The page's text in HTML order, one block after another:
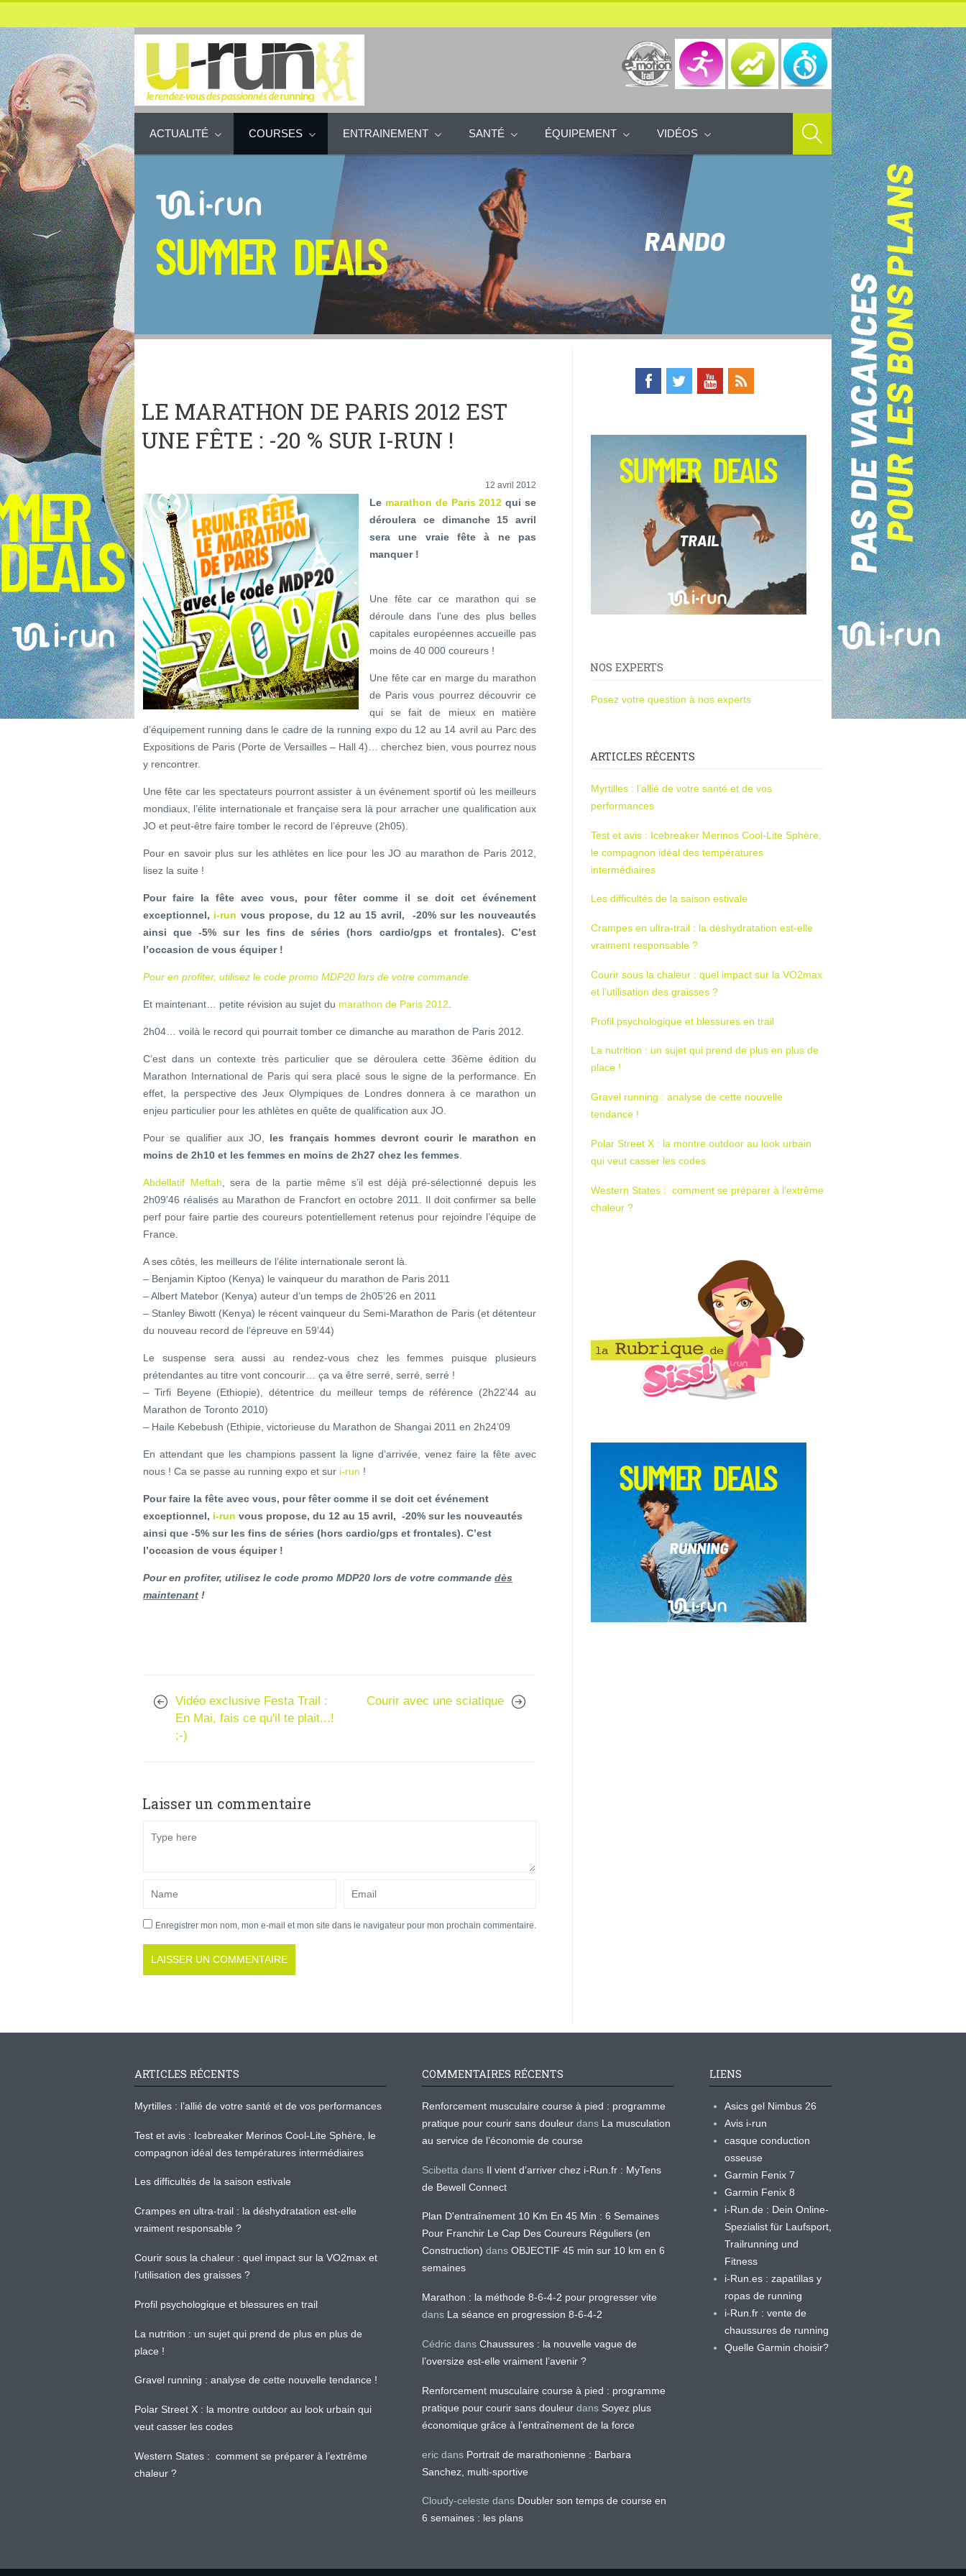
ACTUALITÉ COURSES ENTRAINEMENT SANTÉ ÉQUIPEMENT VIDÉOS
LE MARATHON DE PARIS 2012 EST
UNE FÊTE : -20 % SUR I-RUN !
12 avril 2012
Le marathon de Paris 2012 qui se
déroulera ce dimanche 15 avril
sera une vraie fête à ne pas
manquer !
Une fête car ce marathon qui se
déroule dans l’une des plus belles
capitales européennes accueille pas
moins de 40 000 coureurs !
Une fête car en marge du marathon
de Paris vous pourrez découvrir ce
qui se fait de mieux en matière
d’équipement running dans le cadre de la running expo du 12 au 14 avril au Parc des
Expositions de Paris (Porte de Versailles – Hall 4)… cherchez bien, vous pourrez nous
y rencontrer.
Une fête car les spectateurs pourront assister à un événement sportif où les meilleurs
mondiaux, l’élite internationale et française sera là pour arracher une qualification aux
JO et peut-être faire tomber le record de l’épreuve (2h05).
Pour en savoir plus sur les athlètes en lice pour les JO au marathon de Paris 2012,
lisez la suite !
Pour faire la fête avec vous, pour fêter comme il se doit cet événement
exceptionnel, i-run vous propose, du 12 au 15 avril, -20% sur les nouveautés
ainsi que -5% sur les fins de séries (hors cardio/gps et frontales). C’est
l’occasion de vous équiper !
Pour en profiter, utilisez le code promo MDP20 lors de votre commande.
Et maintenant… petite révision au sujet du marathon de Paris 2012
2h04… voilà le record qui pourrait tomber ce dimanche au marathon de Paris 2012.
C’est dans un contexte très particulier que se déroulera cette 36ème édition du
Marathon International de Paris qui sera placé sous le signe de la performance. En
effet, la perspective des Jeux Olympiques de Londres donnera à ce marathon un
enjeu particulier pour les athlètes en quête de qualification aux JO.
Pour se qualifier aux JO, les français hommes devront courir le marathon en
moins de 2h10 et les femmes en moins de 2h27 chez les femmes
Abdellatif Meftah , sera de la partie même s’il est déjà pré-sélectionné depuis les
2h09’46 réalisés au Marathon de Francfort en octobre 2011. Il doit confirmer sa belle
perf pour faire partie des coureurs potentiellement retenus pour rejoindre l’équipe de
France.
A ses côtés, les meilleurs de l’élite internationale seront là.
– Benjamin Kiptoo (Kenya) le vainqueur du marathon de Paris 2011
– Albert Matebor (Kenya) auteur d’un temps de 2h05’26 en 2011
– Stanley Biwott (Kenya) le récent vainqueur du Semi-Marathon de Paris (et détenteur
du nouveau record de l’épreuve en 59’44)
Le suspense sera aussi au rendez-vous chez les femmes puisque plusieurs
prétendantes au titre vont concourir… ça va être serré, serré, serré !
– Tirfi Beyene (Ethiopie), détentrice du meilleur temps de référence (2h22’44 au
Marathon de Toronto 2010)
– Haile Kebebush (Ethipie, victorieuse du Marathon de Shangai 2011 en 2h24’09
En attendant que les champions passent la ligne d’arrivée, venez faire la fête avec
nous ! Ca se passe au running expo et sur i-run !
Pour faire la fête avec vous, pour fêter comme il se doit cet événement
exceptionnel, i-run vous propose, du 12 au 15 avril, -20% sur les nouveautés
ainsi que -5% sur les fins de séries (hors cardio/gps et frontales). C’est
l’occasion de vous équiper !
Pour en profiter, utilisez le code promo MDP20 lors de votre commande dès
maintenant !
Vidéo exclusive Festa Trail :
En Mai, fais ce qu'il te plait...!
;-)
Courir avec une sciatique
Laisser un commentaire
Enregistrer mon nom, mon e-mail et mon site dans le navigateur pour mon prochain commentaire.
NOS EXPERTS
Posez votre question à nos experts
ARTICLES RÉCENTS
Myrtilles : l’allié de votre santé et de vos
performances
Test et avis : Icebreaker Merinos Cool-Lite Sphère,
le compagnon idéal des températures
intermédiaires
Les difficultés de la saison estivale
Crampes en ultra-trail : la déshydratation est-elle
vraiment responsable ?
Courir sous la chaleur : quel impact sur la VO2max
et l’utilisation des graisses ?
Profil psychologique et blessures en trail
La nutrition : un sujet qui prend de plus en plus de
place !
Gravel running : analyse de cette nouvelle
tendance !
Polar Street X : la montre outdoor au look urbain
qui veut casser les codes
Western States : comment se préparer à l’extrême
chaleur ?
ARTICLES RÉCENTS
Myrtilles : l’allié de votre santé et de vos performances
Test et avis : Icebreaker Merinos Cool-Lite Sphère, le
compagnon idéal des températures intermédiaires
Les difficultés de la saison estivale
Crampes en ultra-trail : la déshydratation est-elle
vraiment responsable ?
Courir sous la chaleur : quel impact sur la VO2max et
l’utilisation des graisses ?
Profil psychologique et blessures en trail
La nutrition : un sujet qui prend de plus en plus de
place !
Gravel running : analyse de cette nouvelle tendance !
Polar Street X : la montre outdoor au look urbain qui
veut casser les codes
Western States : comment se préparer à l’extrême
chaleur ?
COMMENTAIRES RÉCENTS
Renforcement musculaire course à pied : programme
pratique pour courir sans douleur dans La musculation
au service de l’économie de course
Scibetta dans Il vient d’arriver chez i-Run.fr : MyTens
de Bewell Connect
Plan D'entraînement 10 Km En 45 Min : 6 Semaines
Pour Franchir Le Cap Des Coureurs Réguliers (en
Construction) dans OBJECTIF 45 min sur 10 km en 6
semaines
Marathon : la méthode 8-6-4-2 pour progresser vite
dans La séance en progression 8-6-4-2
Cédric dans Chaussures : la nouvelle vague de
l’oversize est-elle vraiment l’avenir ?
Renforcement musculaire course à pied : programme
pratique pour courir sans douleur dans Soyez plus
économique grâce à l’entraînement de la force
eric dans Portrait de marathonienne : Barbara
Sanchez, multi-sportive
Cloudy-celeste dans Doubler son temps de course en
6 semaines : les plans
LIENS
Asics gel Nimbus 26
Avis i-run
casque conduction
osseuse
Garmin Fenix 7
Garmin Fenix 8
i-Run.de : Dein Online-
Spezialist für Laufsport,
Trailrunning und
Fitness
i-Run.es : zapatillas y
ropas de running
i-Run.fr : vente de
chaussures de running
Quelle Garmin choisir?